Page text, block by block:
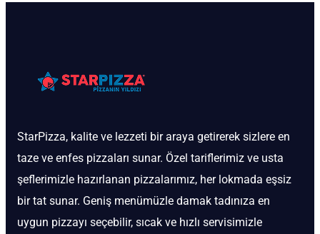
StarPizza, kalite ve lezzeti bir araya getirerek sizlere en
taze ve enfes pizzaları sunar. Özel tariflerimiz ve usta
şeflerimizle hazırlanan pizzalarımız, her lokmada eşsiz
bir tat sunar. Geniş menümüzle damak tadınıza en
uygun pizzayı seçebilir, sıcak ve hızlı servisimizle